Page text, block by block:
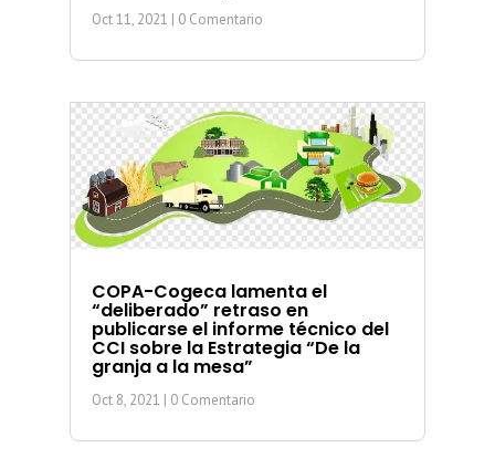
Oct 11, 2021 | 0 Comentario
COPA-Cogeca lamenta el
“deliberado” retraso en
publicarse el informe técnico del
CCI sobre la Estrategia “De la
granja a la mesa”
Oct 8, 2021 | 0 Comentario